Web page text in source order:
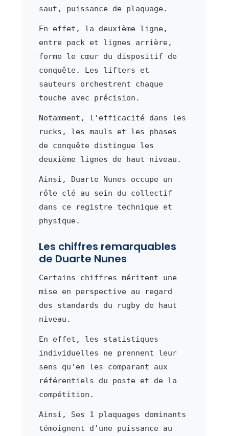
saut, puissance de plaquage.
En effet, la deuxième ligne,
entre pack et lignes arrière,
forme le cœur du dispositif de
conquête. Les lifters et
sauteurs orchestrent chaque
touche avec précision.
Notamment, l'efficacité dans les
rucks, les mauls et les phases
de conquête distingue les
deuxième lignes de haut niveau.
Ainsi, Duarte Nunes occupe un
rôle clé au sein du collectif
dans ce registre technique et
physique.
Les chiffres remarquables
de Duarte Nunes
Certains chiffres méritent une
mise en perspective au regard
des standards du rugby de haut
niveau.
En effet, les statistiques
individuelles ne prennent leur
sens qu'en les comparant aux
référentiels du poste et de la
compétition.
Ainsi, Ses 1 plaquages dominants
témoignent d'une puissance au